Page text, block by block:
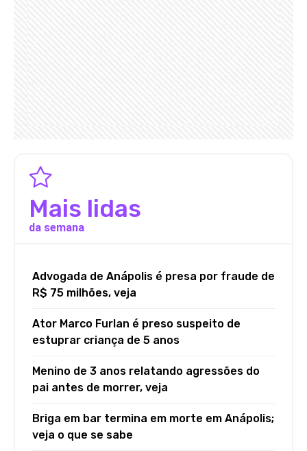
Mais lidas
da semana
Advogada de Anápolis é presa por fraude de
R$ 75 milhões, veja
Ator Marco Furlan é preso suspeito de
estuprar criança de 5 anos
Menino de 3 anos relatando agressões do
pai antes de morrer, veja
Briga em bar termina em morte em Anápolis;
veja o que se sabe